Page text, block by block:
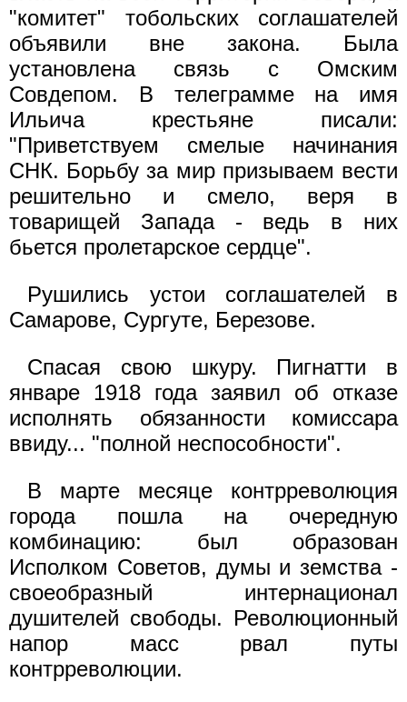
"комитет" тобольских соглашателей
объявили вне закона. Была
установлена связь с Омским
Совдепом. В телеграмме на имя
Ильича крестьяне писали:
"Приветствуем смелые начинания
СНК. Борьбу за мир призываем вести
решительно и смело, веря в
товарищей Запада - ведь в них
бьется пролетарское сердце".
Рушились устои соглашателей в
Самарове, Сургуте, Березове.
Спасая свою шкуру. Пигнатти в
январе 1918 года заявил об отказе
исполнять обязанности комиссара
ввиду... "полной неспособности".
В марте месяце контрреволюция
города пошла на очередную
комбинацию: был образован
Исполком Советов, думы и земства -
своеобразный интернационал
душителей свободы. Революционный
напор масс рвал путы
контрреволюции.